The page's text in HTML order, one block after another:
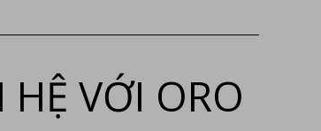
HỆ VỚI ORO